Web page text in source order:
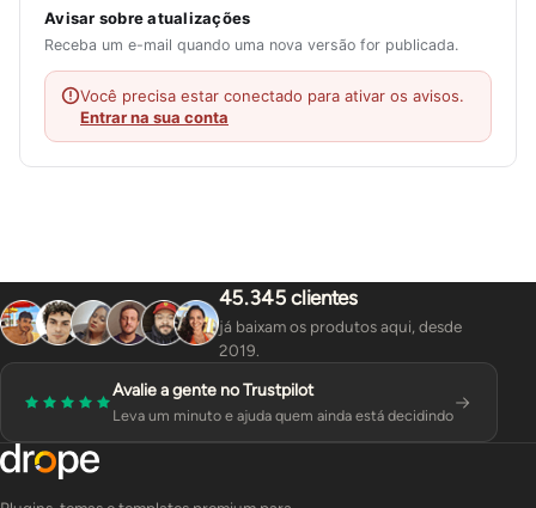
Avisar sobre atualizações
Receba um e-mail quando uma nova versão for publicada.
Você precisa estar conectado para ativar os avisos.
Entrar na sua conta
45.345 clientes
já baixam os produtos aqui, desde
2019.
Avalie a gente no Trustpilot
Leva um minuto e ajuda quem ainda está decidindo